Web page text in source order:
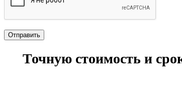
Точную стоимость и